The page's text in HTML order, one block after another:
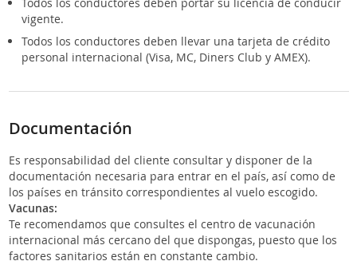
vigente.
Todos los conductores deben llevar una tarjeta de crédito
personal internacional (Visa, MC, Diners Club y AMEX).
Documentación
Es responsabilidad del cliente consultar y disponer de la
documentación necesaria para entrar en el país, así como de
los países en tránsito correspondientes al vuelo escogido.
Vacunas:
Te recomendamos que consultes el centro de vacunación
internacional más cercano del que dispongas, puesto que los
factores sanitarios están en constante cambio.